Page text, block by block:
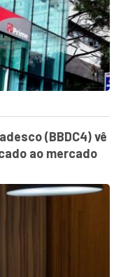
(BBDC4) vê
ao mercado